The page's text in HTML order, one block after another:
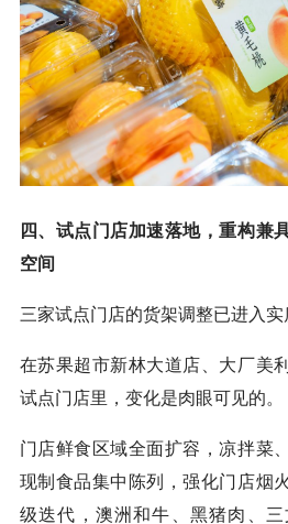
四、试点门店加速落地，重构兼
空间
三家试点门店的货架调整已进入实
在苏果超市新林大道店、大厂美
试点门店里，变化是肉眼可见的。
门店鲜食区域全面扩容，凉拌菜
现制食品集中陈列，强化门店烟
级迭代，澳洲和牛、黑猪肉、